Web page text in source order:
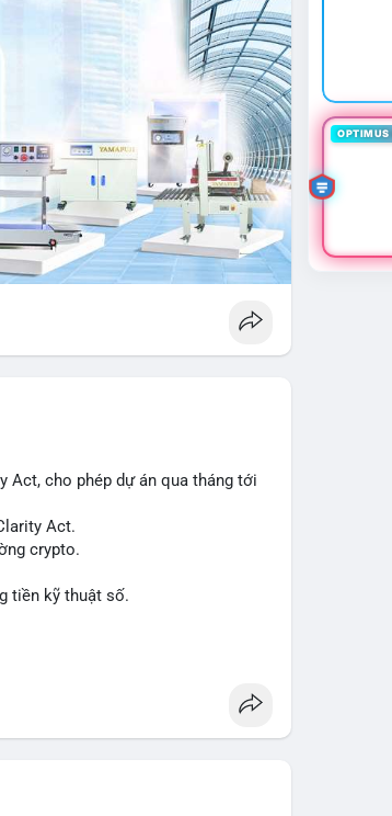
Act, cho phép dự án qua tháng tới
Act.
crypto.
tiền kỹ thuật số.
OPTIMUS